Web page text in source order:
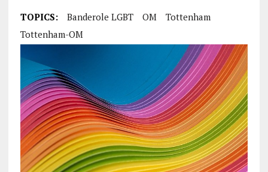
TOPICS: Banderole LGBT OM
Tottenham
Tottenham-OM